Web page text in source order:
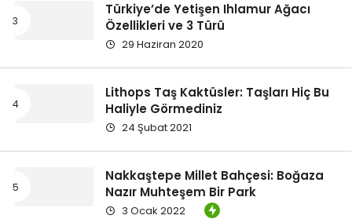
Türkiye’de Yetişen Ihlamur Ağacı
Özellikleri ve 3 Türü
29 Haziran 2020
Lithops Taş Kaktüsler: Taşları Hiç Bu
Haliyle Görmediniz
24 Şubat 2021
Nakkaştepe Millet Bahçesi: Boğaza
Nazır Muhteşem Bir Park
3 Ocak 2022